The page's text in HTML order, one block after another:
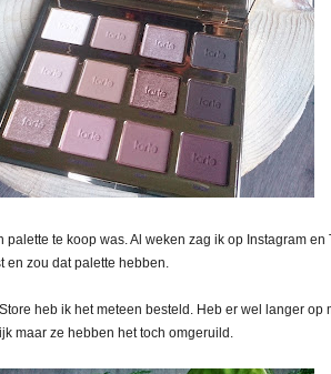
te koop was. Al weken zag ik op Instagram en
en zou dat palette hebben.
heb ik het meteen besteld. Heb er wel langer
maar ze hebben het toch omgeruild.